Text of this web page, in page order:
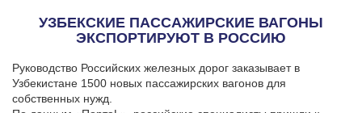
УЗБЕКСКИЕ ПАССАЖИРСКИЕ ВАГОНЫ
ЭКСПОРТИРУЮТ В РОССИЮ
Руководство Российских железных дорог заказывает в
Узбекистане 1500 новых пассажирских вагонов для
собственных нужд.